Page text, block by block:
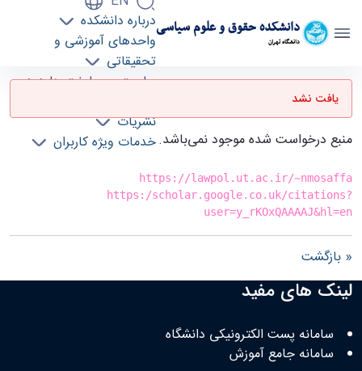
دانشکده حقوق و علوم سیاسی
دانشگاه تهران
درباره دانشکده
واحدهای آموزشی و
تحقیقاتی
ریاست و معاونت ها
نشریات
خدمات ویژه کاربران
صفحه نخست - دانشکده حقوق و علوم سیاسی
lawpol
یافت نشد
منبع درخواست شده موجود نمی‌باشد.
https://lawpol.ut.ac.ir/~nmosaffa
https:/scholar.google.co.uk/citations?
user=y_rKOxQAAAAJ&hl=en
« بازگشت
لینک های مفید
سامانه پست الکترونیکی دانشگاه
سامانه جامع آموزش